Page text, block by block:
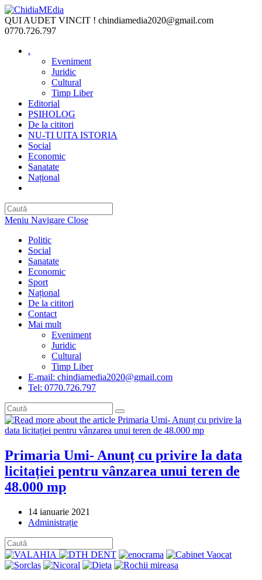
Skip
to
content
QUI AUDET VINCIT ! chindiamedia2020@gmail.com
0770.726.797
.
Eveniment
Juridic
Cultural
Timp Liber
Editorial
PSIHOLOG
De la cititori
NU-ȚI UITA ISTORIA
Social
Economic
Sanatate
Național
Meniu Navigare Close
Politic
Social
Sanatate
Economic
Sport
Național
De la cititori
Contact
Mai mult
Eveniment
Juridic
Cultural
Timp Liber
E-mail: chindiamedia2020@gmail.com
Tel: 0770.726.797
Primaria Umi- Anunț cu privire la data
licitației pentru vânzarea unui teren de
48.000 mp
Post
published:
14 ianuarie 2021
Post
Administrație